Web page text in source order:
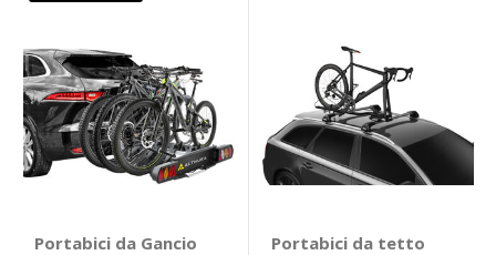
Portabici da Gancio
Portabici da tetto